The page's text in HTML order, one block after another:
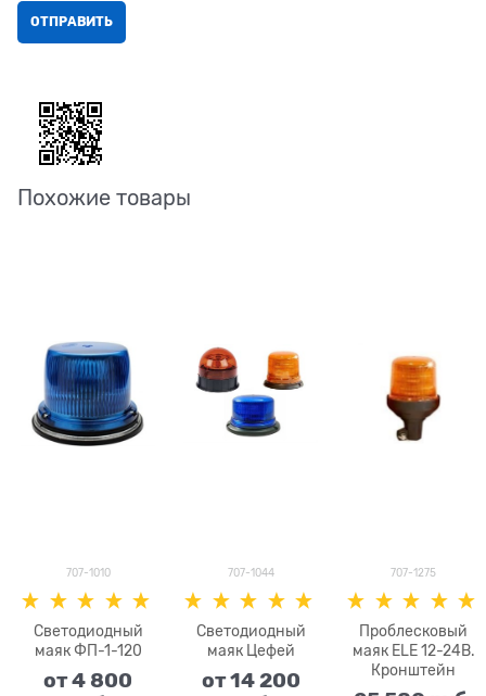
Похожие товары
707-1010
Светодиодный
маяк ФП-1-120
от4 800
707-1044
Светодиодный
маяк Цефей
от14 200
707-1275
Проблесковый
маяк ELE 12-24В.
Кронштейн